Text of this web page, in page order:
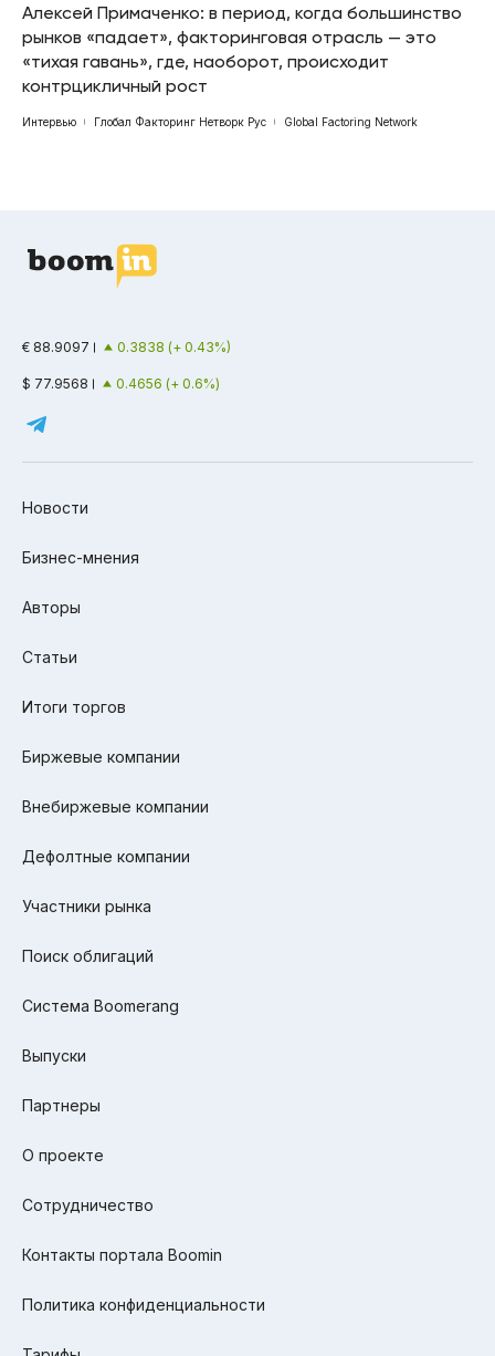
Алексей Примаченко: в период, когда большинство
рынков «падает», факторинговая отрасль — это
«тихая гавань», где, наоборот, происходит
контрцикличный рост
Интервью Глобал Факторинг Нетворк Рус Global Factoring Network
€ 88.9097 0.3838 (+ 0.43%)
$ 77.9568 0.4656 (+ 0.6%)
Новости
Бизнес-мнения
Авторы
Статьи
Итоги торгов
Биржевые компании
Внебиржевые компании
Дефолтные компании
Участники рынка
Поиск облигаций
Система Boomerang
Выпуски
Партнеры
О проекте
Сотрудничество
Контакты портала Boomin
Политика конфиденциальности